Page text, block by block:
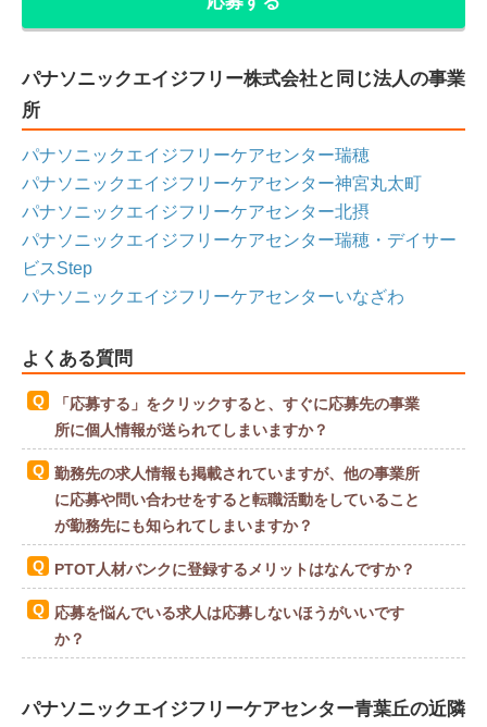
パナソニックエイジフリー株式会社と同じ法人の事業
所
パナソニックエイジフリーケアセンター瑞穂
パナソニックエイジフリーケアセンター神宮丸太町
パナソニックエイジフリーケアセンター北摂
パナソニックエイジフリーケアセンター瑞穂・デイサー
ビスStep
パナソニックエイジフリーケアセンターいなざわ
よくある質問
「応募する」をクリックすると、すぐに応募先の事業
所に個人情報が送られてしまいますか？
勤務先の求人情報も掲載されていますが、他の事業所
に応募や問い合わせをすると転職活動をしていること
が勤務先にも知られてしまいますか？
PTOT人材バンクに登録するメリットはなんですか？
応募を悩んでいる求人は応募しないほうがいいです
か？
パナソニックエイジフリーケアセンター青葉丘の近隣